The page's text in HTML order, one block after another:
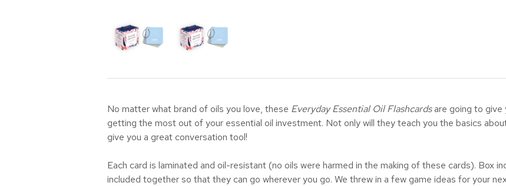
No matter what brand of oils you love, these Everyday Essential Oil Flashcardsare going to give
getting the most out of your essential oil investment. Not only will they teach you the basics
give you a great conversation tool!
Each card is laminated and oil-resistant (no oils were harmed in the making of these cards). Box
included together so that they can go wherever you go. We threw in a few game ideas for your